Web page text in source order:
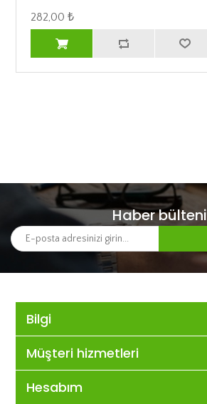
282,00 ₺
Haber bülteni
Bilgi
Müşteri hizmetleri
Hesabım